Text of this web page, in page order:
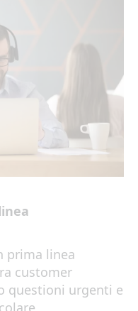
prima linea
customer
questioni urgenti e